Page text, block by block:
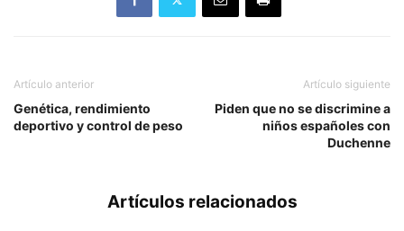
Artículo anterior
Genética, rendimiento
deportivo y control de peso
Artículo siguiente
Piden que no se discrimine a
niños españoles con
Duchenne
Artículos relacionados